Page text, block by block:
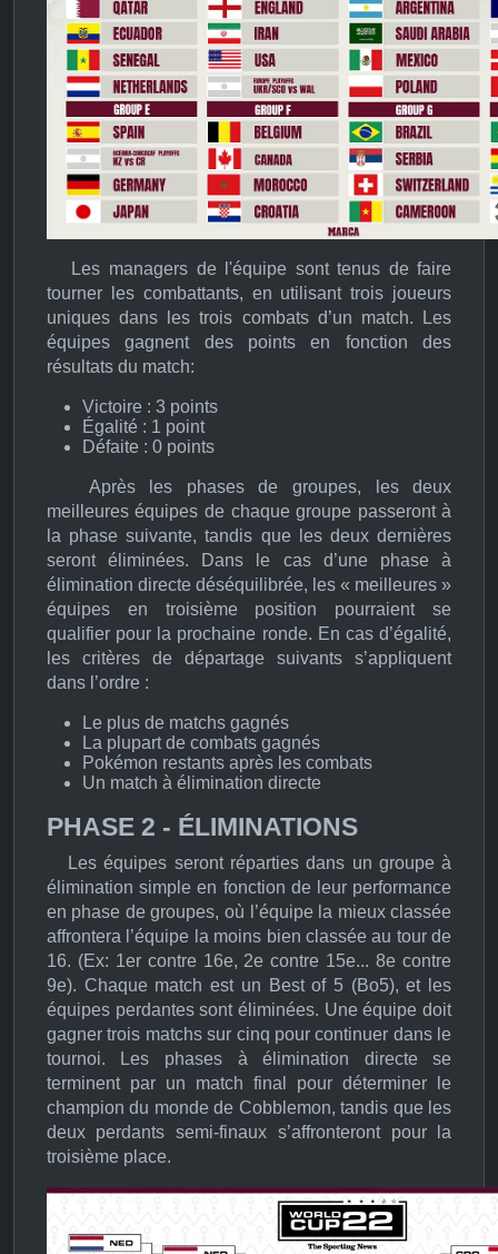
Les managers de l'équipe sont tenus de faire
tourner les combattants, en utilisant trois joueurs
uniques dans les trois combats d’un match. Les
équipes gagnent des points en fonction des
résultats du match:
Victoire : 3 points
Égalité : 1 point
Défaite : 0 points
Après les phases de groupes, les deux
meilleures équipes de chaque groupe passeront à
la phase suivante, tandis que les deux dernières
seront éliminées. Dans le cas d’une phase à
élimination directe déséquilibrée, les « meilleures »
équipes en troisième position pourraient se
qualifier pour la prochaine ronde. En cas d’égalité,
les critères de départage suivants s’appliquent
dans l’ordre :
Le plus de matchs gagnés
La plupart de combats gagnés
Pokémon restants après les combats
Un match à élimination directe
PHASE 2 - ÉLIMINATIONS
Les équipes seront réparties dans un groupe à
élimination simple en fonction de leur performance
en phase de groupes, où l’équipe la mieux classée
affrontera l’équipe la moins bien classée au tour de
16. (Ex: 1er contre 16e, 2e contre 15e... 8e contre
9e). Chaque match est un Best of 5 (Bo5), et les
équipes perdantes sont éliminées. Une équipe doit
gagner trois matchs sur cinq pour continuer dans le
tournoi. Les phases à élimination directe se
terminent par un match final pour déterminer le
champion du monde de Cobblemon, tandis que les
deux perdants semi-finaux s’affronteront pour la
troisième place.